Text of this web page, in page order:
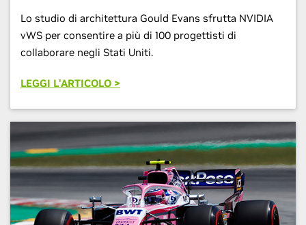
Lo studio di architettura Gould Evans sfrutta NVIDIA
vWS per consentire a più di 100 progettisti di
collaborare negli Stati Uniti.
LEGGI L'ARTICOLO >